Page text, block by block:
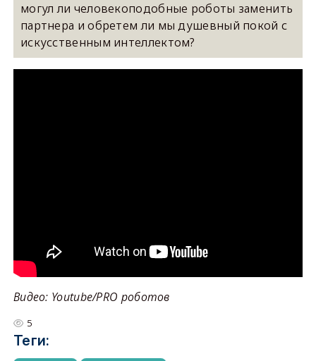
могул ли человекоподобные роботы заменить
партнера и обретем ли мы душевный покой с
искусственным интеллектом?
Видео: Youtube/PRO роботов
5
Теги: